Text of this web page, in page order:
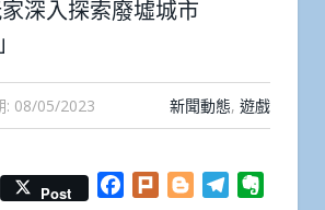
深入探索廢墟城市
: 08/05/2023 新聞動態, 遊戲
Post Facebook
Plurk BloggerTelegram